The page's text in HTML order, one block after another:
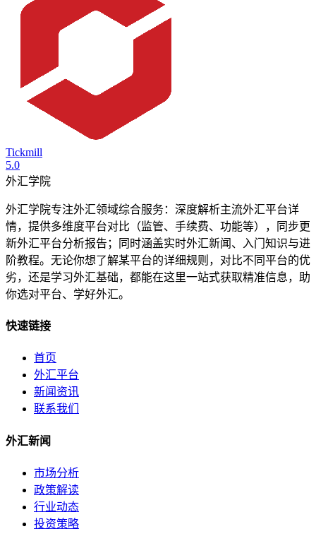
Tickmill
5.0
外汇学院
外汇学院专注外汇领域综合服务：深度解析主流外汇平台详
情，提供多维度平台对比（监管、手续费、功能等），同步更
新外汇平台分析报告；同时涵盖实时外汇新闻、入门知识与进
阶教程。无论你想了解某平台的详细规则，对比不同平台的优
劣，还是学习外汇基础，都能在这里一站式获取精准信息，助
你选对平台、学好外汇。
快速链接
首页
外汇平台
新闻资讯
联系我们
外汇新闻
市场分析
政策解读
行业动态
投资策略